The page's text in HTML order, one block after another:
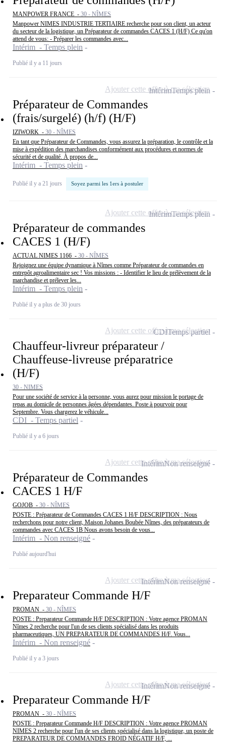
MANPOWER FRANCE - 30 - NÎMES
Manpower NIMES INDUSTRIE TERTIAIRE recherche pour son client, un acteur
du secteur de la logistique, un Préparateur de commandes CACES 1 (H/F) Ce qu'on
attend de vous: - Préparer les commandes avec...
Intérim - Temps plein
Publié il y a 11 jours
Préparateur de Commandes
(frais/surgelé) (h/f) (H/F)
IZIWORK - 30 - NÎMES
En tant que Préparateur de Commandes, vous assurez la préparation, le contrôle et la
mise à expédition des marchandises conformément aux procédures et normes de
sécurité et de qualité. À propos de...
Intérim - Temps plein
Publié il y a 21 jours Soyez parmi les 1ers à postuler
IntérimTemps plein
Ajouter cette offre à ma sélection
Préparateur de commandes
CACES 1 (H/F)
ACTUAL NIMES 1166 - 30 - NÎMES
Rejoignez une équipe dynamique à Nîmes comme Préparateur de commandes en
entrepôt agroalimentaire sec ! Vos missions : - Identifier le lieu de prélèvement de la
marchandise et prélever les...
Intérim - Temps plein
Publié il y a plus de 30 jours
IntérimTemps plein
Ajouter cette offre à ma sélection
Chauffeur-livreur préparateur /
Chauffeuse-livreuse préparatrice
(H/F)
30 - NIMES
Pour une société de service à la personne, vous aurez pour mission le portage de
repas au domicile de personnes âgées dépendantes. Poste à pourvoir pour
Septembre. Vous chargerez le véhicule...
CDI - Temps partiel
Publié il y a 6 jours
CDITemps partiel
Ajouter cette offre à ma sélection
Préparateur de Commandes
CACES 1 H/F
GOJOB - 30 - NÎMES
POSTE : Préparateur de Commandes CACES 1 H/F DESCRIPTION : Nous
recherchons pour notre client, Maison Johanes Boubée Nîmes, des préparateurs de
commandes avec CACES 1B Nous avons besoin de vous...
Intérim - Non renseigné
Publié aujourd'hui
IntérimNon renseigné
Ajouter cette offre à ma sélection
Preparateur Commande H/F
PROMAN - 30 - NÎMES
POSTE : Preparateur Commande H/F DESCRIPTION : Votre agence PROMAN
Nîmes 2 recherche pour l'un de ses clients spécialisé dans les produits
pharmaceutiques, UN PREPARATEUR DE COMMANDES H/F. Vous...
Intérim - Non renseigné
Publié il y a 3 jours
IntérimNon renseigné
Ajouter cette offre à ma sélection
Preparateur Commande H/F
PROMAN - 30 - NÎMES
POSTE : Preparateur Commande H/F DESCRIPTION : Votre agence PROMAN
NIMES 2 recherche pour l'un de ses clients spécialisé dans la logistique, un poste de
PREPARATEUR DE COMMANDES FROID NÉGATIF H/F, ...
IntérimNon renseigné
Ajouter cette offre à ma sélection